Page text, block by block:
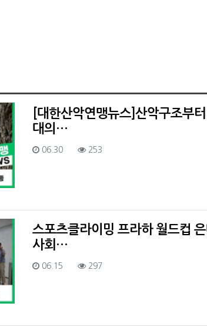
[대한산악연맹뉴스]산악구조부
대의…
등록일
06.30 조회
253
스포츠클라이밍 프라하 월드컵
사회…
등록일
06.15 조회
297